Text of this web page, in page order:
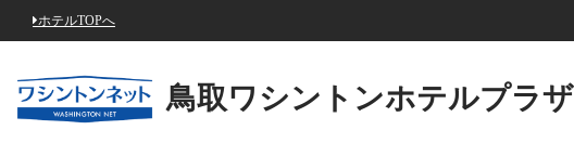
ホテルTOPへ
鳥取ワシントンホテルプラザ